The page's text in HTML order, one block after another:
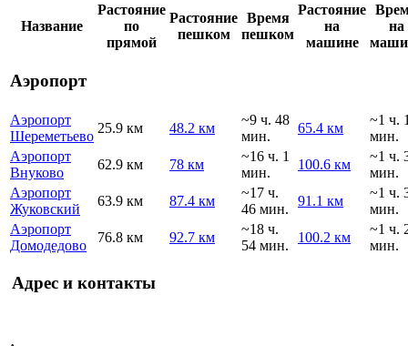
Название
Растояние
по
прямой
Растояние
пешком
Время
пешком
Растояние
на
машине
на
Аэропорт
Аэропорт
Шереметьево
25.9 км 48.2 км
~9 ч. 48
мин.
65.4 км
~1 ч.
мин.
Аэропорт
Внуково
62.9 км 78 км
~16 ч. 1
мин.
100.6 км
~1 ч.
мин.
Аэропорт
Жуковский
63.9 км 87.4 км
~17 ч.
46 мин.
91.1 км
~1 ч.
мин.
Аэропорт
Домодедово
76.8 км 92.7 км
~18 ч.
54 мин.
100.2 км
~1 ч.
мин.
Адрес и контакты